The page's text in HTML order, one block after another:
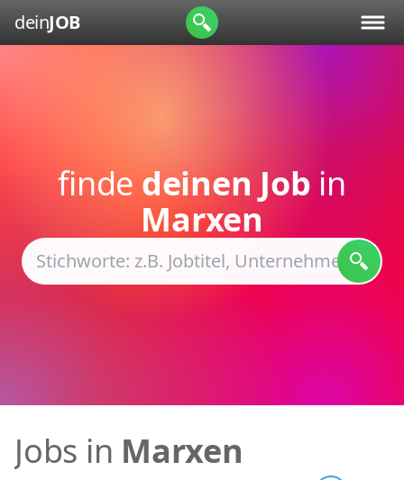
deinJOB
finde deinen Job in
Marxen
Jobs in Marxen